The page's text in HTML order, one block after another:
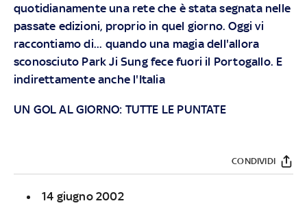
quotidianamente una rete che è stata segnata nelle
passate edizioni, proprio in quel giorno. Oggi vi
raccontiamo di... quando una magia dell'allora
sconosciuto Park Ji Sung fece fuori il Portogallo. E
indirettamente anche l'Italia
UN GOL AL GIORNO: TUTTE LE PUNTATE
CONDIVIDI
14 giugno 2002